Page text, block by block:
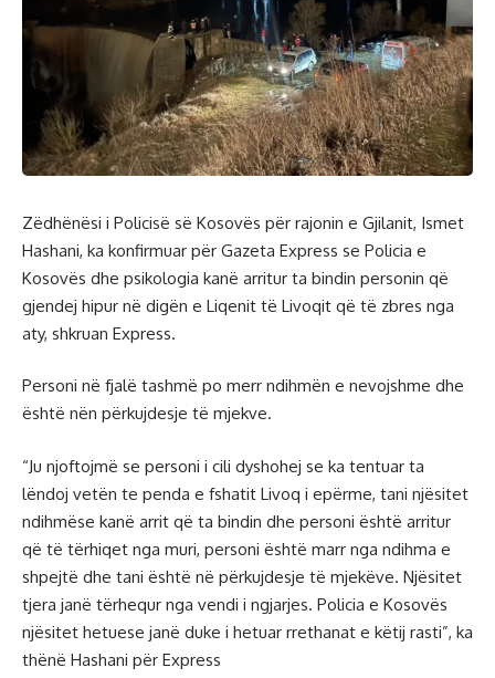
Zëdhënësi i Policisë së Kosovës për rajonin e Gjilanit, Ismet
Hashani, ka konfirmuar për Gazeta Express se Policia e
Kosovës dhe psikologia kanë arritur ta bindin personin që
gjendej hipur në digën e Liqenit të Livoqit që të zbres nga
aty, shkruan Express.
Personi në fjalë tashmë po merr ndihmën e nevojshme dhe
është nën përkujdesje të mjekve.
“Ju njoftojmë se personi i cili dyshohej se ka tentuar ta
lëndoj vetën te penda e fshatit Livoq i epërme, tani njësitet
ndihmëse kanë arrit që ta bindin dhe personi është arritur
që të tërhiqet nga muri, personi është marr nga ndihma e
shpejtë dhe tani është në përkujdesje të mjekëve. Njësitet
tjera janë tërhequr nga vendi i ngjarjes. Policia e Kosovës
njësitet hetuese janë duke i hetuar rrethanat e këtij rasti”, ka
thënë Hashani për Express